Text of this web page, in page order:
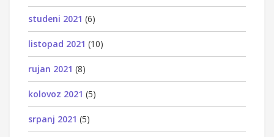
studeni 2021 (6)
listopad 2021 (10)
rujan 2021 (8)
kolovoz 2021 (5)
srpanj 2021 (5)